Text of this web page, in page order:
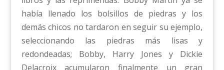
había llenado los bolsillos de piedras y los
demás chicos no tardaron en seguir su ejemplo,
seleccionando las piedras más lisas y
redondeadas; Bobby, Harry Jones y Dickie
Delacroix acumularon finalmente un gran